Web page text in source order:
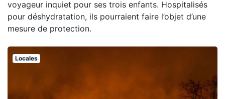
voyageur inquiet pour ses trois enfants. Hospitalisés
pour déshydratation, ils pourraient faire l’objet d’une
mesure de protection.
Locales